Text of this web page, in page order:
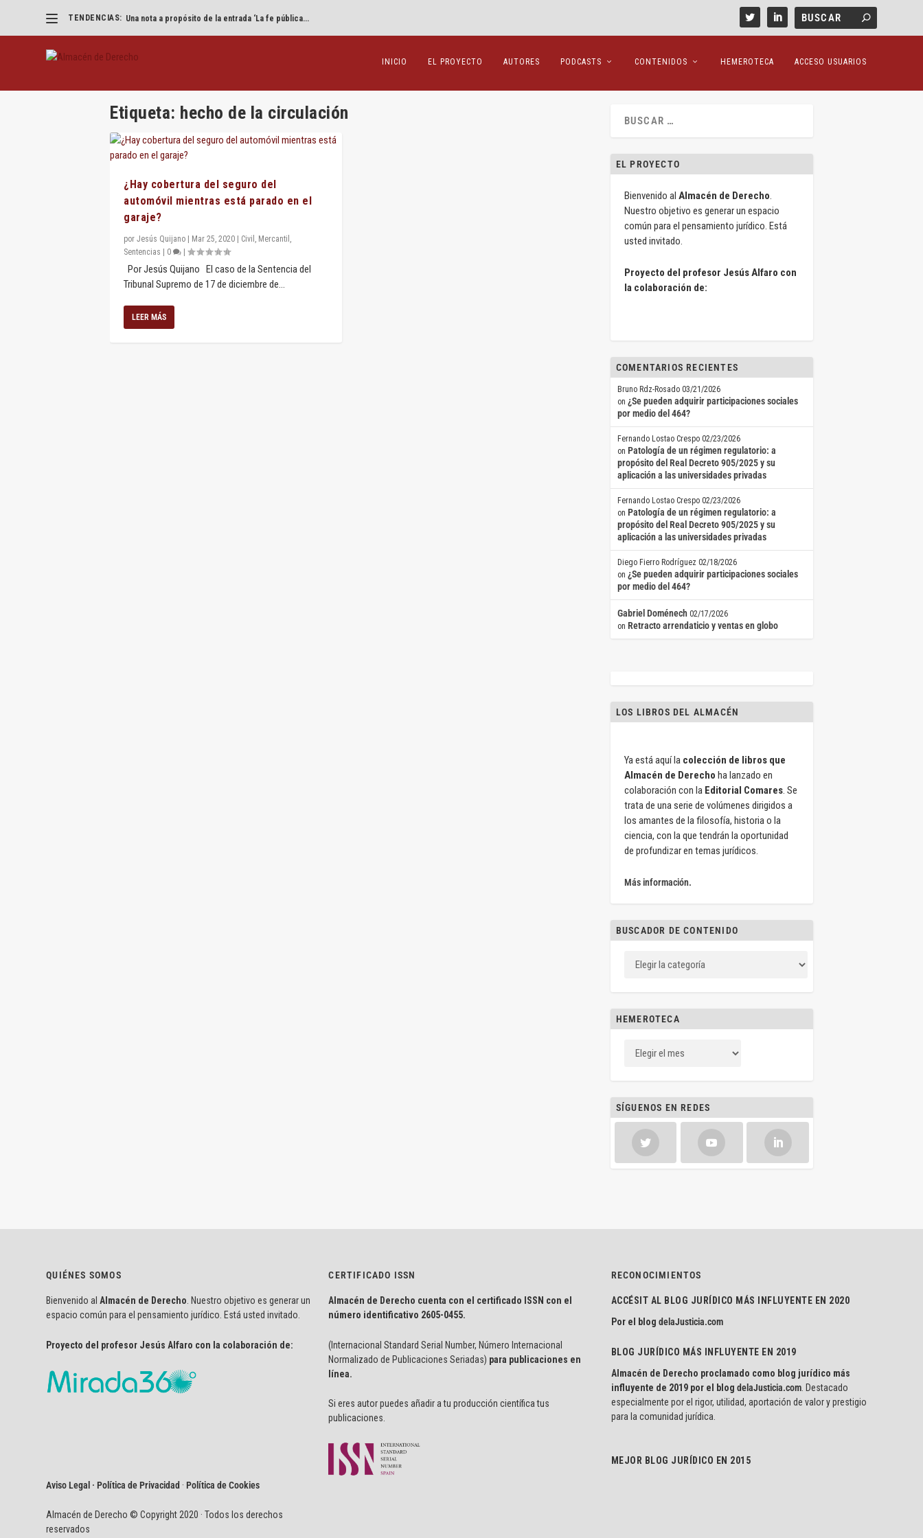
TENDENCIAS: Una nota a propósito de la entrada ‘La fe pública...
INICIO EL PROYECTO AUTORES PODCASTS CONTENIDOS HEMEROTECA ACCESO USUARIOS
Etiqueta: hecho de la circulación
¿Hay cobertura del seguro del
automóvil mientras está parado en el
garaje?
por Jesús Quijano Mar 25, 2020 Civil , Mercantil ,
Sentencias
0
Por Jesús Quijano El caso de la Sentencia del
Tribunal Supremo de 17 de diciembre de...
LEER MÁS
EL PROYECTO
Bienvenido al Almacén de Derecho.
Nuestro objetivo es generar un espacio
común para el pensamiento jurídico. Está
usted invitado.
Proyecto del profesor Jesús Alfaro con
la colaboración de:
COMENTARIOS RECIENTES
Bruno Rdz-Rosado 03/21/2026
on ¿Se pueden adquirir participaciones sociales
por medio del 464?
Fernando Lostao Crespo 02/23/2026
on Patología de un régimen regulatorio: a
propósito del Real Decreto 905/2025 y su
aplicación a las universidades privadas
Fernando Lostao Crespo 02/23/2026
on Patología de un régimen regulatorio: a
propósito del Real Decreto 905/2025 y su
aplicación a las universidades privadas
Diego Fierro Rodríguez 02/18/2026
on ¿Se pueden adquirir participaciones sociales
por medio del 464?
Gabriel Doménech 02/17/2026
on Retracto arrendaticio y ventas en globo
LOS LIBROS DEL ALMACÉN
Ya está aquí la colección de libros que
Almacén de Derecho ha lanzado en
colaboración con la Editorial Comares. Se
trata de una serie de volúmenes dirigidos a
los amantes de la filosofía, historia o la
ciencia, con la que tendrán la oportunidad
de profundizar en temas jurídicos.
Más información.
BUSCADOR DE CONTENIDO
HEMEROTECA
SÍGUENOS EN REDES
QUIÉNES SOMOS
Bienvenido al Almacén de Derecho . Nuestro objetivo es generar un
espacio común para el pensamiento jurídico. Está usted invitado.
Proyecto del profesor Jesús Alfaro con la colaboración de:
Aviso Legal · Política de Privacidad ·Política de Cookies
Almacén de Derecho © Copyright 2020 · Todos los derechos
reservados
CERTIFICADO ISSN
Almacén de Derecho cuenta con el certificado ISSN con el
número identificativo 2605-0455.
(Internacional Standard Serial Number, Número Internacional
Normalizado de Publicaciones Seriadas) para publicaciones en
línea.
Si eres autor puedes añadir a tu producción científica tus
publicaciones.
RECONOCIMIENTOS
ACCÉSIT AL BLOG JURÍDICO MÁS INFLUYENTE EN 2020
Por el blog delaJusticia.com
BLOG JURÍDICO MÁS INFLUYENTE EN 2019
Almacén de Derecho proclamado como blog jurídico más
influyente de 2019 por el blog delaJusticia.com. Destacado
especialmente por el rigor, utilidad, aportación de valor y prestigio
para la comunidad jurídica.
MEJOR BLOG JURÍDICO EN 2015